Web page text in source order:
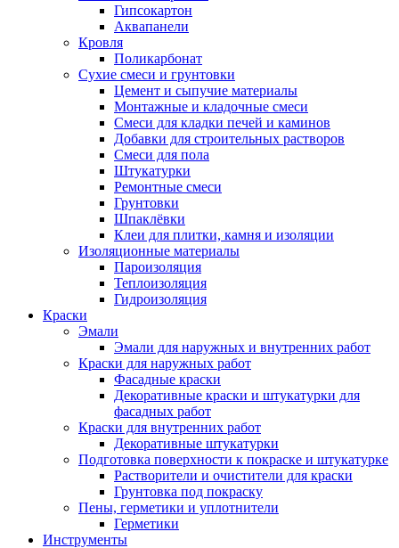
Гипсокартон
Аквапанели
Кровля
Поликарбонат
Сухие смеси и грунтовки
Цемент и сыпучие материалы
Монтажные и кладочные смеси
Смеси для кладки печей и каминов
Добавки для строительных растворов
Смеси для пола
Штукатурки
Ремонтные смеси
Грунтовки
Шпаклёвки
Клеи для плитки, камня и изоляции
Изоляционные материалы
Пароизоляция
Теплоизоляция
Гидроизоляция
Краски
Эмали
Эмали для наружных и внутренних работ
Краски для наружных работ
Фасадные краски
Декоративные краски и штукатурки для
фасадных работ
Краски для внутренних работ
Декоративные штукатурки
Подготовка поверхности к покраске и штукатурке
Растворители и очистители для краски
Грунтовка под покраску
Пены, герметики и уплотнители
Герметики
Инструменты